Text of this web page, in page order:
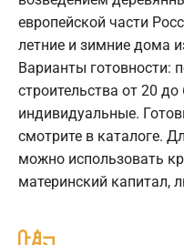
европейской части
летние и зимние дома
Варианты готовности:
строительства от 20
индивидуальные.
смотрите в каталоге.
можно использовать
материнский капитал,